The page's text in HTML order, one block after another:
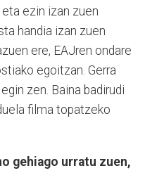
ezin izan zuen
handia izan zuen
ere, EAJren ondare
egoitzan. Gerra
zen. Baina badirudi
filma topatzeko
gehiago urratu zuen,